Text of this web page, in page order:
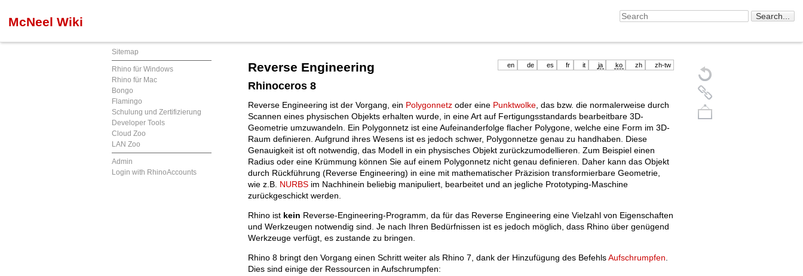
McNeel Wiki
Sitemap
Rhino für Windows
Rhino für Mac
Bongo
Flamingo
Schulung und Zertifizierung
Developer Tools
Cloud Zoo
LAN Zoo
Admin
Login with RhinoAccounts
en de es fr it ja ko zh zh-tw
Reverse Engineering
Rhinoceros 8
Reverse Engineering ist der Vorgang, ein Polygonnetz oder eine Punktwolke, das bzw. die normalerweise durch
Scannen eines physischen Objekts erhalten wurde, in eine Art auf Fertigungsstandards bearbeitbare 3D-
Geometrie umzuwandeln. Ein Polygonnetz ist eine Aufeinanderfolge flacher Polygone, welche eine Form im 3D-
Raum definieren. Aufgrund ihres Wesens ist es jedoch schwer, Polygonnetze genau zu handhaben. Diese
Genauigkeit ist oft notwendig, das Modell in ein physisches Objekt zurückzumodellieren. Zum Beispiel einen
Radius oder eine Krümmung können Sie auf einem Polygonnetz nicht genau definieren. Daher kann das Objekt
durch Rückführung (Reverse Engineering) in eine mit mathematischer Präzision transformierbare Geometrie,
wie z.B. NURBS im Nachhinein beliebig manipuliert, bearbeitet und an jegliche Prototyping-Maschine
zurückgeschickt werden.
Rhino ist kein Reverse-Engineering-Programm, da für das Reverse Engineering eine Vielzahl von Eigenschaften
und Werkzeugen notwendig sind. Je nach Ihren Bedürfnissen ist es jedoch möglich, dass Rhino über genügend
Werkzeuge verfügt, es zustande zu bringen.
Rhino 8 bringt den Vorgang einen Schritt weiter als Rhino 7, dank der Hinzufügung des BefehlsAufschrumpfen.
Dies sind einige der Ressourcen in Aufschrumpfen: